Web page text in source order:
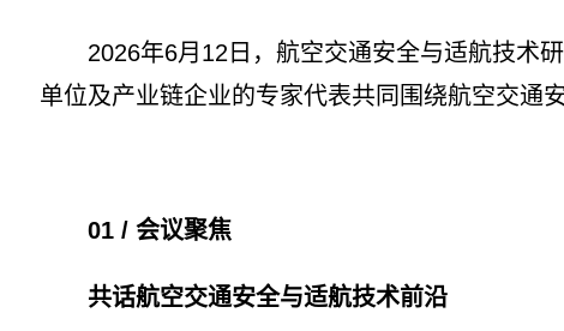
2026年6月12日，航空交通安全与适航技术研
单位及产业链企业的专家代表共同围绕航空交通
01 / 会议聚焦
共话航空交通安全与适航技术前沿